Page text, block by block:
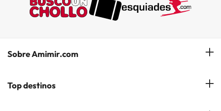
Sobre Amimir.com
¿Quiénes somos?
Top destinos